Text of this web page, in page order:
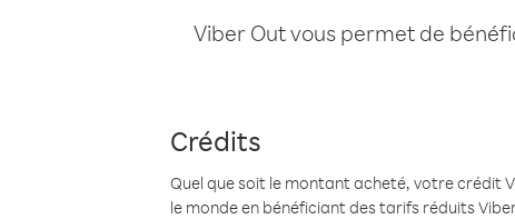
Viber Out vous permet de
Crédits
Quel que soit le montant acheté, votre crédit
le monde en bénéficiant des tarifs réduits